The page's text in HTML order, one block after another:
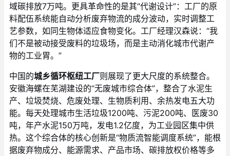
域碳排放7万吨。更具革命性的是其“代谢设计”：工厂的原
料配伍系统能自动分析废弃物流的成分波动，实时调整工
艺参数，如同生物体适应食物变化。工厂经理汉森说：“我
们不是被动接受废料的垃圾场，而是主动消化城市代谢产
物的工业胃。”
中国的城乡循环枢纽工厂则展现了更大尺度的系统整合。
安徽海螺在芜湖建设的“无废城市综合体”，整合了水泥生
产、垃圾焚烧、危废处理、生物质利用、余热发电五大功
能。每天处理城市生活垃圾1200吨、污泥200吨、医废30
吨，年产水泥150万吨，发电1.2亿度，为工业园区集中供
热。这个综合体的核心创新是“物质流智能调度系统”，能根
据废弃物成分、能源需求、产品市场、碳排放权价格等多